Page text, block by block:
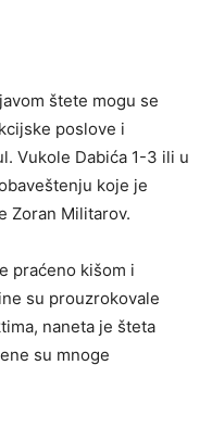
štete mogu se
poslove i
Vukole Dabića 1-3 ili u
koje je
Zoran Militarov.
praćeno kišom i
su prouzrokovale
naneta je šteta
su mnoge